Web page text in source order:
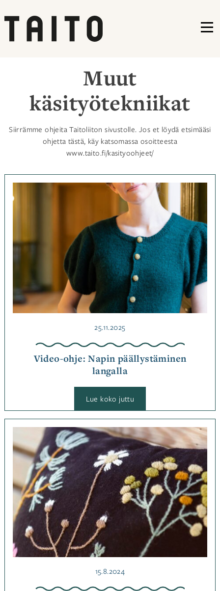
Muut
käsityötekniikat
Siirrämme ohjeita Taitoliiton sivustolle. Jos et löydä etsimääsi
ohjetta tästä, käy katsomassa osoitteesta
www.taito.fi/kasityoohjeet/
Video-ohje: Napin päällystäminen
langalla
Julkaistu
25.11.2025
Lue koko juttu
ohje:
Napin
päällystäminen
langalla
Kategoriassa
Muut
käsityötekniikat
Ohjeet
Julkaistu
15.8.2024
Kategoriassa
Lehden
lisämateriaalit ,
Muut
käsityötekniikat
Ohjeet